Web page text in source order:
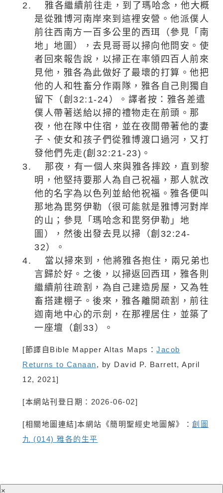
2.
雅各繼續前往走，到了瑪哈念，他大概
是從雅博河南岸來到這裡安營。他派僕人
前往西南方一百多公里的西珥（參見「南
地」地圖），去見哥哥以掃向他問安。使
者回來報告說，以掃正在率領四百人前來
見他，雅各為此做好了最壞的打算。他把
他的人和牲畜分作兩隊，雅各自己則獨自
留下（創 32:1-24 ）。譯者按：雅各差遣
僕人帶著送給以掃的禮物走在前頭。那
夜，他在隊中住宿，並在夜間帶著他的妻
子、使女和孩子們從雅博渡口過河，又打
發他們先走 (創 32:21-23) 。
3.
那夜，有一個人來與雅各摔跤，直到黎
明，他堅持要那人為自己祝福，那人就改
他的名字為以色列並給他祝福。雅各便叫
那地為毘努伊勒（很可能就是雅博河對岸
的山；參見「瑪哈念和毘努伊勒」地
圖），然後出發去見以掃（創 32:24-
32 ）。
4.
當以掃來到，他將雅各抱住，兩兄弟也
言歸於好。之後，以掃返回西珥，雅各則
繼續前往疏割，為自己建造房屋，又為牲
畜搭建棚子。後來，雅各離開疏割，前往
迦南地中心的示劍，在那裡居住，並築了
一座壇（創 33 ）。
[節譯自 Bible Mapper Altas Maps ： Jacob
Returns to Canaan, by David P. Barrett, April
12, 2021]
[本網站刊登日期： 2026-06-02]
[相關地圖連結]本網站《簡明聖經史地圖解》： 創圖
九 (014) 雅各的生平
×